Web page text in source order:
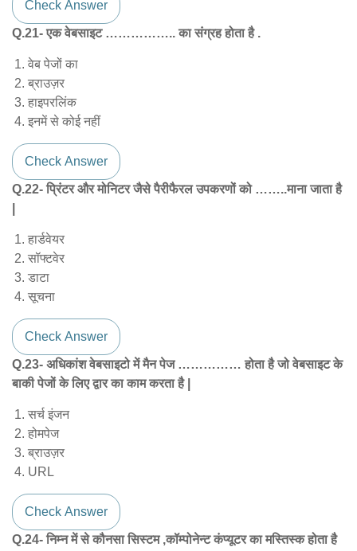
Check Answer
Q.21- एक वेबसाइट …………….. का संग्रह होता है .
वेब पेजों का
ब्राउज़र
हाइपरलिंक
इनमें से कोई नहीं
Check Answer
Q.22- प्रिंटर और मोनिटर जैसे पैरीफैरल उपकरणों को ……..माना जाता है
हार्डवेयर
सॉफ्टवेर
डाटा
सूचना
Check Answer
Q.23- अधिकांश वेबसाइटो में मैन पेज …………… होता है जो वेबसाइट के
बाकी पेजों के लिए द्वार का काम करता है |
सर्च इंजन
होमपेज
ब्राउज़र
URL
Check Answer
Q.24- निम्न में से कौनसा सिस्टम ,कॉम्पोनेन्ट कंप्यूटर का मस्तिस्क होता है